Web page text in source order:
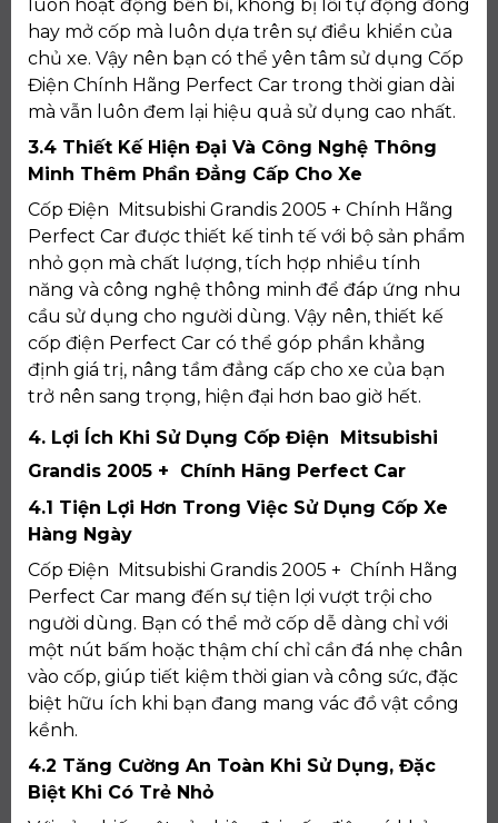
luôn hoạt động bền bỉ, không bị lỗi tự động đóng
hay mở cốp mà luôn dựa trên sự điều khiển của
chủ xe. Vậy nên bạn có thể yên tâm sử dụng Cốp
Điện Chính Hãng Perfect Car trong thời gian dài
mà vẫn luôn đem lại hiệu quả sử dụng cao nhất.
3.4 Thiết Kế Hiện Đại Và Công Nghệ Thông
Minh Thêm Phần Đẳng Cấp Cho Xe
Cốp Điện Mitsubishi Grandis 2005 + Chính Hãng
Perfect Car được thiết kế tinh tế với bộ sản phẩm
nhỏ gọn mà chất lượng, tích hợp nhiều tính
năng và công nghệ thông minh để đáp ứng nhu
cầu sử dụng cho người dùng. Vậy nên, thiết kế
cốp điện Perfect Car có thể góp phần khẳng
định giá trị, nâng tầm đẳng cấp cho xe của bạn
trở nên sang trọng, hiện đại hơn bao giờ hết.
4. Lợi Ích Khi Sử Dụng Cốp Điện Mitsubishi
Grandis 2005 + Chính Hãng Perfect Car
4.1 Tiện Lợi Hơn Trong Việc Sử Dụng Cốp Xe
Hàng Ngày
Cốp Điện Mitsubishi Grandis 2005 + Chính Hãng
Perfect Car mang đến sự tiện lợi vượt trội cho
người dùng. Bạn có thể mở cốp dễ dàng chỉ với
một nút bấm hoặc thậm chí chỉ cần đá nhẹ chân
vào cốp, giúp tiết kiệm thời gian và công sức, đặc
biệt hữu ích khi bạn đang mang vác đồ vật cồng
kềnh.
4.2 Tăng Cường An Toàn Khi Sử Dụng, Đặc
Biệt Khi Có Trẻ Nhỏ